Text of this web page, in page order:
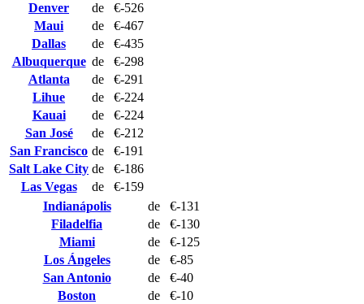
Denver
de
€-526
Maui
de
€-467
Dallas
de
€-435
Albuquerque de
€-298
Atlanta
de
€-291
Lihue
de
€-224
Kauai
de
€-224
San José
de
€-212
San Francisco de
€-191
Salt Lake City de
€-186
Las Vegas
de
€-159
Indianápolis
de
€-131
Filadelfia
de
€-130
Miami
de
€-125
Los Ángeles
de
€-85
San Antonio
de
€-40
Boston
de
€-10